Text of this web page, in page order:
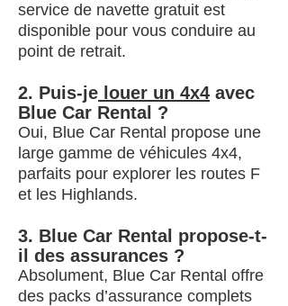
service de navette gratuit est
disponible pour vous conduire au
point de retrait.
2. Puis-je louer un 4x4 avec
Blue Car Rental ?
Oui, Blue Car Rental propose une
large gamme de véhicules 4x4,
parfaits pour explorer les routes F
et les Highlands.
3. Blue Car Rental propose-t-
il des assurances ?
Absolument, Blue Car Rental offre
des packs d’assurance complets